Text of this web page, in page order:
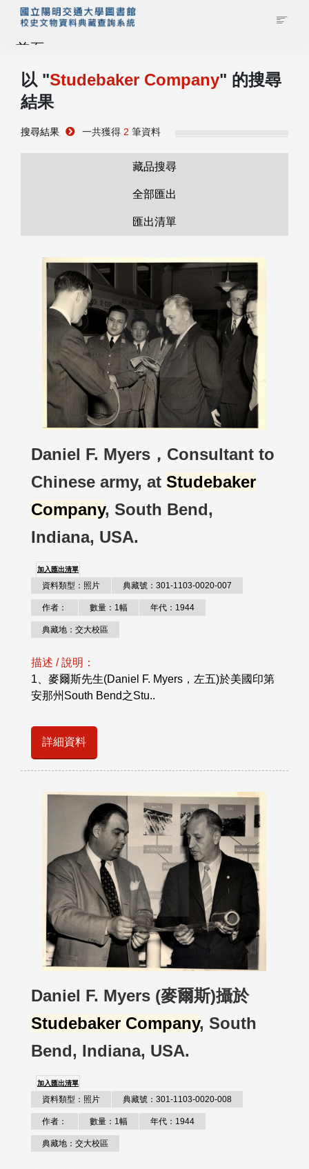
首頁
藏品查詢
校史館簡介
管理者登入
以 "Studebaker Company" 的搜尋
結果
搜尋結果 一共獲得 2 筆資料
藏品搜尋
全部匯出
匯出清單
Daniel F. Myers，Consultant to
Chinese army, at Studebaker
Company, South Bend,
Indiana, USA.
加入匯出清單
資料類型：照片 典藏號：301-1103-0020-007
作者： 數量：1幅 年代：1944
典藏地：交大校區
描述 / 說明：
1、麥爾斯先生(Daniel F. Myers，左五)於美國印第
安那州South Bend之Stu..
詳細資料
Daniel F. Myers (麥爾斯)攝於
Studebaker Company, South
Bend, Indiana, USA.
加入匯出清單
資料類型：照片 典藏號：301-1103-0020-008
作者： 數量：1幅 年代：1944
典藏地：交大校區